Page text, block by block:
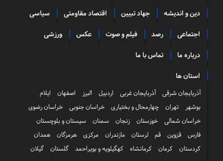
دین و اندیشه جهاد تبیین اقتصاد مقاومتی سیاسی
اجتماعی رصد فیلم و صوت عکس ورزشی
درباره ما تماس با ما
استان ها
آذربایجان شرقی آذربایجان غربی اردبیل البرز اصفهان
ایلام
بوشهر
تهران چهارمحال و بختیاری خراسان جنوبی
خراسان رضوی
خراسان شمالی
خوزستان زنجان سمنان
سیستان و بلوچستان
فارس
قزوین قم لرستان مازندران مرکزی هرمزگان
همدان
کردستان
کرمان کرمانشاه کهگیلویه و بویراحمد گلستان
گیلان